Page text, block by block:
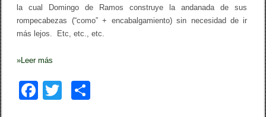
la cual Domingo de Ramos construye la andanada de sus
rompecabezas (“como” + encabalgamiento) sin necesidad de ir
más lejos. Etc, etc., etc.
»Leer más
F